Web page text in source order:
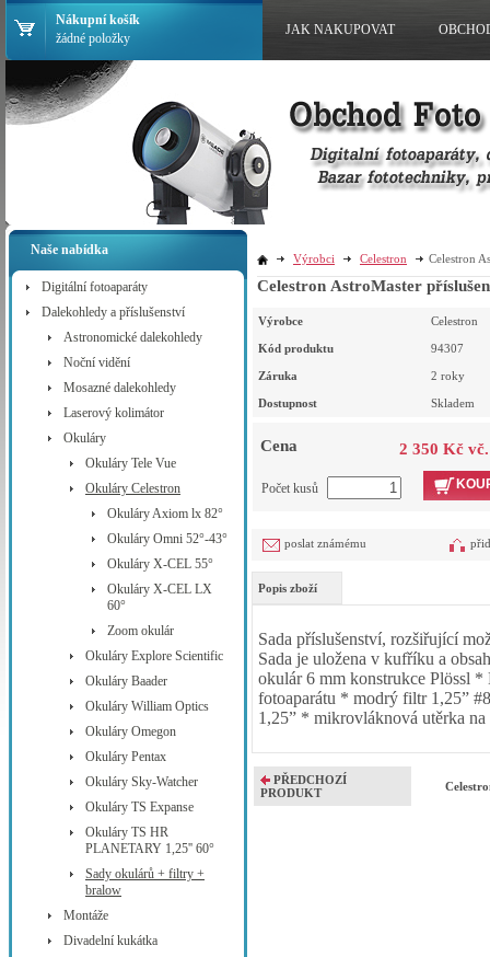
Naše nabídka
Digitální fotoaparáty
Dalekohledy a příslušenství
Astronomické dalekohledy
Noční vidění
Mosazné dalekohledy
Laserový kolimátor
Okuláry
Okuláry Tele Vue
Okuláry Celestron
Okuláry Axiom lx 82°
Okuláry Omni 52°-43°
Okuláry X-CEL 55°
Okuláry X-CEL LX
60°
Zoom okulár
Okuláry Explore Scientific
Okuláry Baader
Okuláry William Optics
Okuláry Omegon
Okuláry Pentax
Okuláry Sky-Watcher
Okuláry TS Expanse
Okuláry TS HR
PLANETARY 1,25'' 60°
Sady okulárů + filtry +
bralow
Montáže
Divadelní kukátka
Výrobci Celestron Celestron
Celestron AstroMaster
Výrobce Celestron
Kód produktu 94307
Záruka 2 roky
Dostupnost Skladem
Cena 2 350 Kč
Počet kusů
poslat známému
Popis zboží
Sada příslušenství, rozšiřující
Sada je uložena v kufříku a
okulár 6 mm konstrukce Plössl
fotoaparátu * modrý filtr 1,25”
1,25” * mikrovláknová utěrka
PŘEDCHOZÍ
PRODUKT
Nákupní košík
žádné položky
JAK NAKUPOVAT